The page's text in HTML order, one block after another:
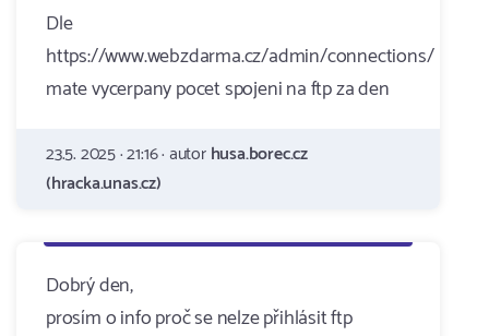
Dle
https://www.webzdarma.cz/admin/connections/
mate vycerpany pocet spojeni na ftp za den
23.5. 2025 · 21:16 · autorhusa.borec.cz
(hracka.unas.cz)
Dobrý den,
prosím o info proč se nelze přihlásit ftp